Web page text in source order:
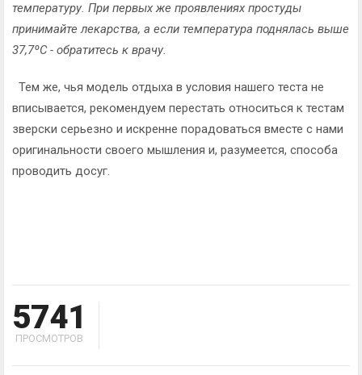
температуру. При первых же проявлениях простуды
принимайте лекарства, а если температура поднялась выше
37,7ºС - обратитесь к врачу.
Тем же, чья модель отдыха в условия нашего теста не
вписывается, рекомендуем перестать относиться к тестам
зверски серьезно и искренне порадоваться вместе с нами
оригинальности своего мышления и, разумеется, способа
проводить досуг.
5741
ПРОСМОТРОВ